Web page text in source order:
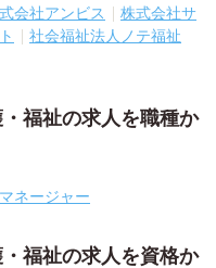
会社アンビス
株式会社サ
社会福祉法人ノテ福祉
福祉の求人を職種か
ネージャー
福祉の求人を資格か